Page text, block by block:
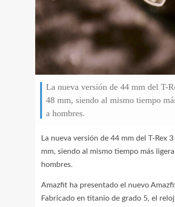
La nueva versión de 44 mm del T-
48 mm, siendo al mismo tiempo
a hombres.
La nueva versión de 44 mm del T-
mm, siendo al mismo tiempo más
hombres.
Amazfit ha presentado el nuevo
Fabricado en titanio de grado 5, el